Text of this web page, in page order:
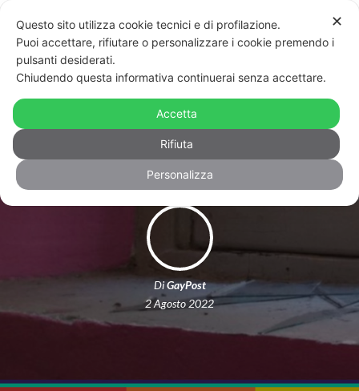
Attacco al Coming-Aut LGBTI+ di
Pavia: vandalizzata la sede
DiGayPost
2 Agosto 2022
✕
Questo sito utilizza cookie tecnici e di profilazione.
Puoi accettare, rifiutare o personalizzare i cookie premendo i
pulsanti desiderati.
Chiudendo questa informativa continuerai senza accettare.
Accetta
Rifiuta
Personalizza